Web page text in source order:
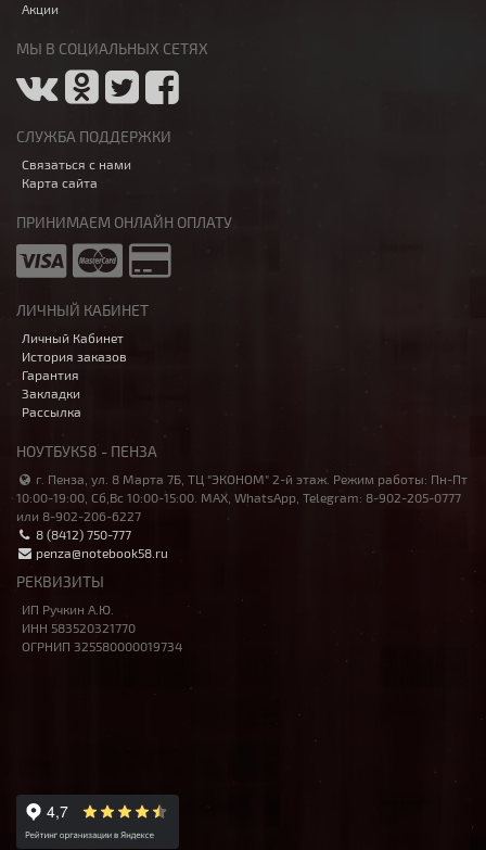
Акции
МЫ В СОЦИАЛЬНЫХ СЕТЯХ
СЛУЖБА ПОДДЕРЖКИ
Связаться с нами
Карта сайта
ПРИНИМАЕМ ОНЛАЙН ОПЛАТУ
ЛИЧНЫЙ КАБИНЕТ
Личный Кабинет
История заказов
Гарантия
Закладки
Рассылка
НОУТБУК58 - ПЕНЗА
г. Пенза, ул. 8 Марта 7Б, ТЦ "ЭКОНОМ" 2-й этаж. Режим работы: Пн-Пт
10:00-19:00, Сб,Вс 10:00-15:00. MAX, WhatsApp, Telegram: 8-902-205-0777
или 8-902-206-6227
8 (8412) 750-777
penza@notebook58.ru
РЕКВИЗИТЫ
ИП Ручкин А.Ю.
ИНН 583520321770
ОГРНИП 325580000019734